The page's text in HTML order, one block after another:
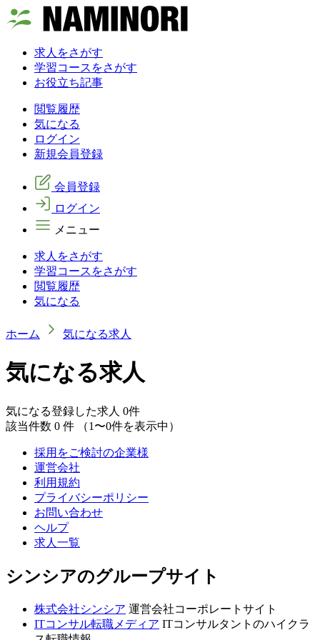
求人をさがす
学習コースをさがす
お役立ち記事
閲覧履歴
気になる
ログイン
新規会員登録
会員登録
ログイン
メニュー
求人をさがす
学習コースをさがす
閲覧履歴
気になる
ホーム 気になる求人
気になる求人
気になる登録した求人 0件
該当件数 0 件 （1〜0件を表示中）
採用をご検討の企業様
運営会社
利用規約
プライバシーポリシー
お問い合わせ
ヘルプ
求人一覧
シンシアのグループサイト
株式会社シンシア 運営会社コーポレートサイト
ITコンサル転職メディア ITコンサルタントのハイクラ